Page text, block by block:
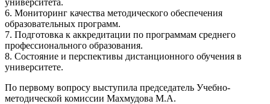
6. Мониторинг качества методического обеспечения
образовательных программ.
7. Подготовка к аккредитации по программам среднего
профессионального образования.
8. Состояние и перспективы дистанционного обучения в
университете.
По первому вопросу выступила председатель Учебно-
методической комиссии Махмудова М.А.